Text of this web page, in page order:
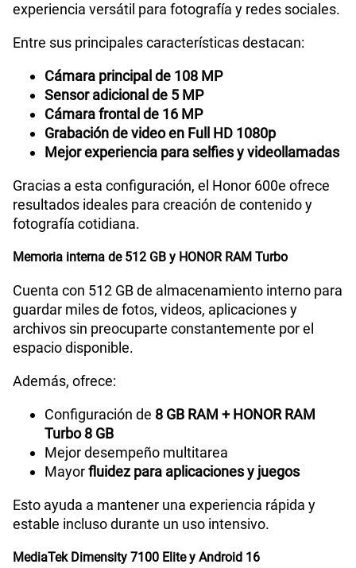
experiencia versátil para fotografía y redes sociales.
Entre sus principales características destacan:
Cámara principal de 108 MP
Sensor adicional de 5 MP
Cámara frontal de 16 MP
Grabación de video en Full HD 1080p
Mejor experiencia para selfies y videollamadas
Gracias a esta configuración, el Honor 600e ofrece
resultados ideales para creación de contenido y
fotografía cotidiana.
Memoria interna de 512 GB y HONOR RAM Turbo
Cuenta con 512 GB de almacenamiento interno para
guardar miles de fotos, videos, aplicaciones y
archivos sin preocuparte constantemente por el
espacio disponible.
Además, ofrece:
Configuración de 8 GB RAM + HONOR RAM
Turbo 8 GB
Mejor desempeño multitarea
Mayorfluidez para aplicaciones y juegos
Esto ayuda a mantener una experiencia rápida y
estable incluso durante un uso intensivo.
MediaTek Dimensity 7100 Elite y Android 16